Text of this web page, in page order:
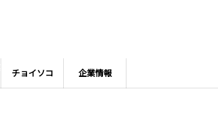
チョイソコ 企業情報